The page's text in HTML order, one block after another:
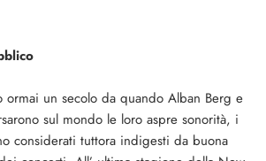
ormai un secolo da quando Alban Berg e
sul mondo le loro aspre sonorità, i
considerati tuttora indigesti da buona